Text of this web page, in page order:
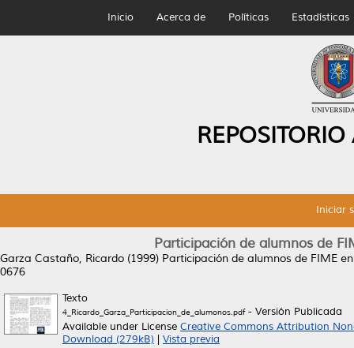
Inicio Acerca de Políticas Estadísticas
Iniciar
Participación de alumnos de
Garza Castaño, Ricardo (1999) Participación de alumnos de FIME
0676
Texto
4_Ricardo_Garza_Participacion_de_alumonos.pdf- Versión Publicada
Available under License Creative Commons Attribution
Download (279kB)
Vista previa